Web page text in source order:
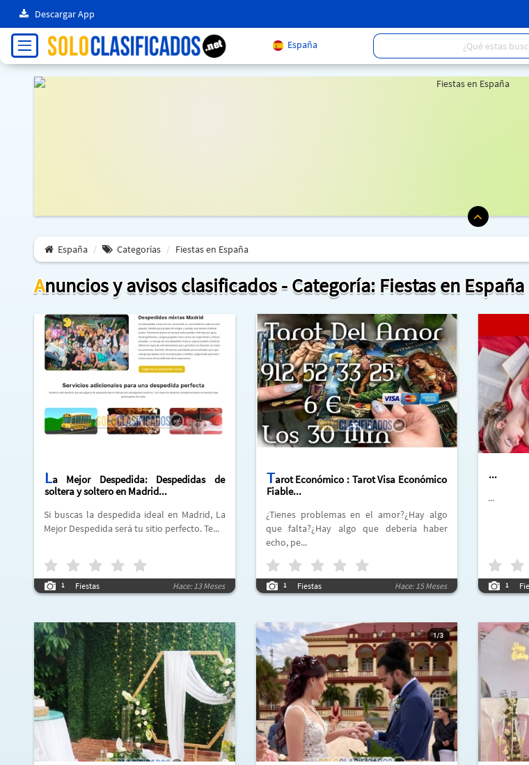
Descargar App
España
España Categorías Fiestas en España
Anuncios y avisos clasificados - Categoría: Fiestas en España
La Mejor Despedida: Despedidas de
soltera y soltero en Madrid...
Si buscas la despedida ideal en Madrid, La
Mejor Despedida será tu sitio perfecto. Te...
1 Fiestas Hace: 13 Meses
Tarot Económico : Tarot Visa Económico
Fiable...
¿Tienes problemas en el amor?¿Hay algo
que falta?¿Hay algo que debería haber
echo, pe...
1 Fiestas Hace: 15 Meses
...
...
1